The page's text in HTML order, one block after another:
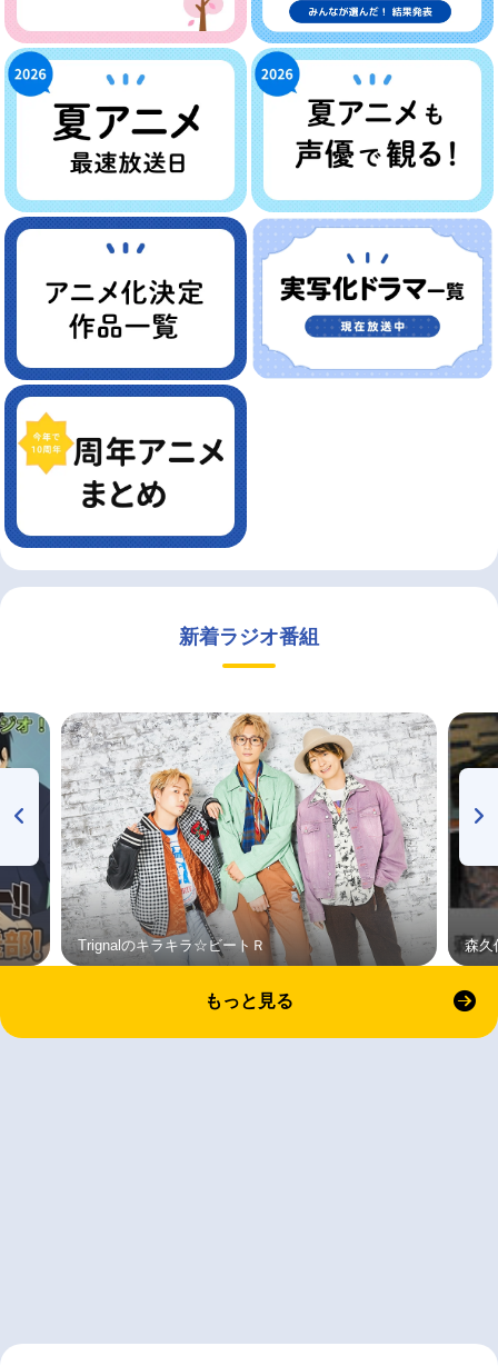
新着ラジオ番組
Trignalのキラキラ☆ビートＲ 森久
もっと見る